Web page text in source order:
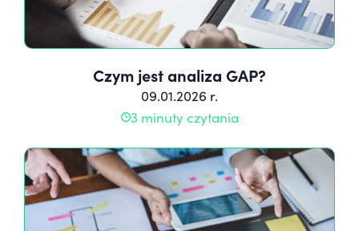
Czym jest analiza GAP?
09.01.2026 r.
3 minuty czytania